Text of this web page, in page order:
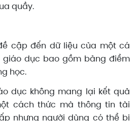
quầy.
cập đến dữ liệu của một cá
giáo dục bao gồm bảng điểm
học.
dục không mang lại kết quả
cách thức mà thông tin tài
nhưng người dùng có thể bị